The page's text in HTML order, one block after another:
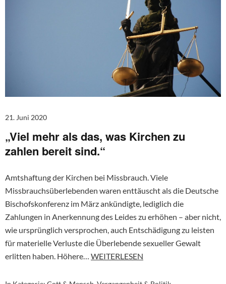
21. Juni 2020
„Viel mehr als das, was Kirchen zu
zahlen bereit sind.“
Amtshaftung der Kirchen bei Missbrauch. Viele
Missbrauchsüberlebenden waren enttäuscht als die Deutsche
Bischofskonferenz im März ankündigte, lediglich die
Zahlungen in Anerkennung des Leides zu erhöhen – aber nicht,
wie ursprünglich versprochen, auch Entschädigung zu leisten
für materielle Verluste die Überlebende sexueller Gewalt
erlitten haben. Höhere… WEITERLESEN